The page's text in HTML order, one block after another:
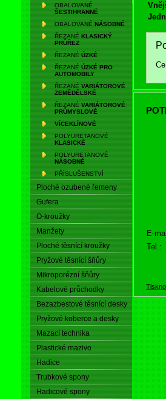
OBALOVANÉ
ŠESTIHRANNÉ
OBALOVANÉ NÁSOBNÉ
ŘEZANÉ KLASICKÝ
PRŮŘEZ
ŘEZANÉ ÚZKÉ
ŘEZANÉ ÚZKÉ PRO
AUTOMOBILY
ŘEZANÉ VARIÁTOROVÉ
ZEMĚDĚLSKÉ
ŘEZANÉ VARIÁTOROVÉ
PRŮMYSLOVÉ
VÍCEKLÍNOVÉ
POLYURETANOVÉ
KLASICKÉ
POLYURETANOVÉ
NÁSOBNÉ
PŘÍSLUŠENSTVÍ
Ploché ozubené řemeny
Gufera
O-kroužky
Manžety
Ploché těsnící kroužky
Pryžové těsnící šňůry
Mikroporézní šňůry
Kabelové průchodky
Bezazbestové těsnící desky
Pryžové koberce a desky
Mazací technika
Plastické mazivo
Hadice
Trubkové spony
Hadicové spony
E-
Tel.: